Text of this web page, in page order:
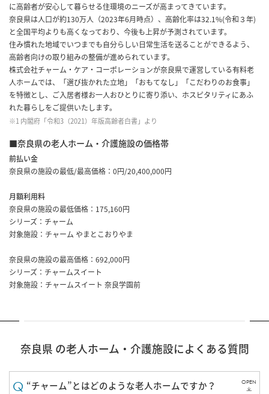
に高齢者が安心して暮らせる住環境のニーズが高まってきています。
奈良県は人口が約130万人（2023年6月時点）、高齢化率は32.1%(令和３年)
と全国平均よりも高くなっており、今後も上昇が予測されています。
住み慣れた地域でいつまでも自分らしい日常生活を送ることができるよう、
高齢者向けの取り組みの整備が進められています。
株式会社チャーム・ケア・コーポレーションが奈良県で運営している有料老
人ホームでは、「選び抜かれた立地」「おもてなし」「こだわりのお食事」
を特徴とし、ご入居者様お一人おひとりに寄り添い、ホスピタリティにあふ
れた暮らしをご提供いたします。
※1 内閣府「令和3（2021）年版高齢者白書」より
■奈良県の老人ホーム・介護施設の価格帯
前払い金
奈良県の施設の最低/最高価格：0円/20,400,000円
月額利用料
奈良県の施設の最低価格：175,160円
シリーズ：チャーム
対象施設： チャーム やまとこおりやま
奈良県の施設の最高価格：692,000円
シリーズ：チャームスイート
対象施設： チャームスイート 奈良学園前
奈良県 の老人ホーム・介護施設によくある質問
“チャーム”とはどのような老人ホームですか？ OPEN